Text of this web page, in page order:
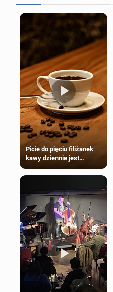
Picie do pięciu filiżanek
kawy dziennie jest
większości dorosłych